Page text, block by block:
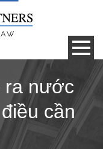
ra nước
cần